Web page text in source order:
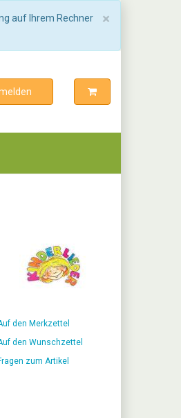
×
auf Ihrem Rechner
den Merkzettel
den Wunschzettel
zum Artikel